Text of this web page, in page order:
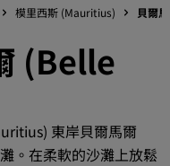
模里西斯 (Mauritius) 貝爾
(Belle
東岸貝爾馬爾
。在柔軟的沙灘上放鬆